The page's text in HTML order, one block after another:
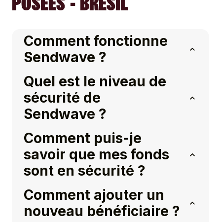
Comment fonctionne
Sendwave ?
Quel est le niveau de
sécurité de
Sendwave ?
Comment puis-je
savoir que mes fonds
sont en sécurité ?
Comment ajouter un
nouveau bénéficiaire ?